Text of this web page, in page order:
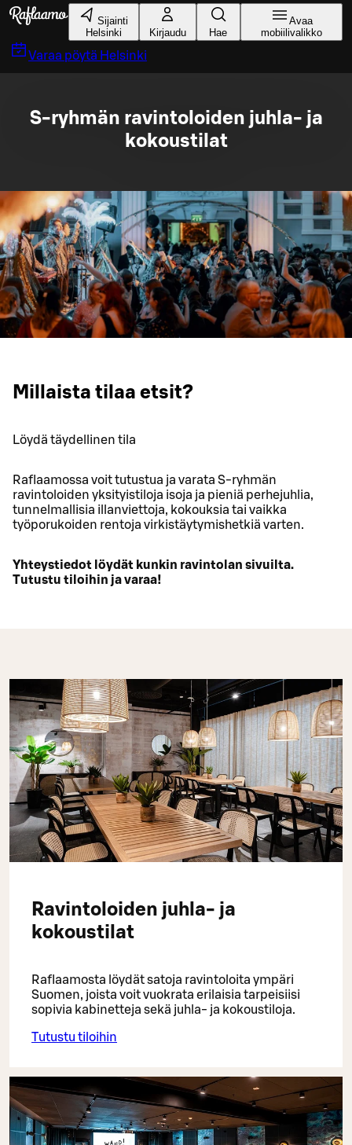
Siirry pääsisältöön
Sijainti
Helsinki
Kirjaudu Hae
Avaa
mobiilivalikko
Varaa pöytä Helsinki
S-ryhmän ravintoloiden juhla- ja
kokoustilat
Millaista tilaa etsit?
Löydä täydellinen tila
Raflaamossa voit tutustua ja varata S-ryhmän
ravintoloiden yksityistiloja isoja ja pieniä perhejuhlia,
tunnelmallisia illanviettoja, kokouksia tai vaikka
työporukoiden rentoja virkistäytymishetkiä varten.
Yhteystiedot löydät kunkin ravintolan sivuilta.
Tutustu tiloihin ja varaa!
Ravintoloiden juhla- ja
kokoustilat
Raflaamosta löydät satoja ravintoloita ympäri
Suomen, joista voit vuokrata erilaisia tarpeisiisi
sopivia kabinetteja sekä juhla- ja kokoustiloja.
Tutustu tiloihin